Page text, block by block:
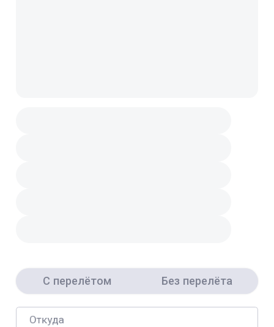
С перелётом Без перелёта
Откуда